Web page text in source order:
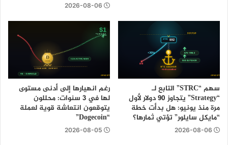
2026-08-06
سهم “STRC” التابع لـ
“Strategy” يتجاوز 90 دولار لأول
مرة منذ يونيو: هل بدأت خطة
“مايكل سايلور” تؤتي ثمارها؟
2026-08-06
رغم انهيارها إلى أدنى مستوى
لها في 3 سنوات: محللون
يتوقعون انتعاشة قوية لعملة
“Dogecoin”
2026-08-05